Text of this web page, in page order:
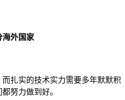
海外国家
扎实的技术实力需要多年默默积
努力做到好。